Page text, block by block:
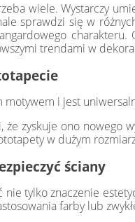
wiele. Wystarczy
sprawdzi się w
trendami w
i jest
zyskuje ono nowego
w dużym
ściany
tylko znaczenie
farby lub